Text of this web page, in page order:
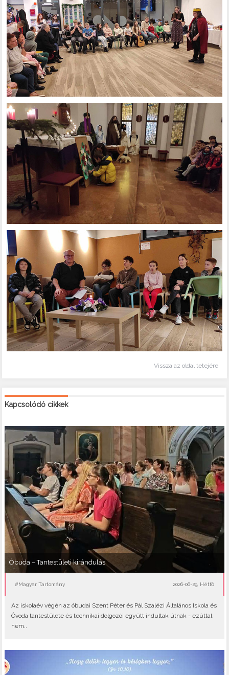
Vissza az oldal tetejére
Kapcsolódó cikkek
Óbuda – Tantestületi kirándulás
#Magyar Tartomány 2026-06-29, Hétfő
Az iskolaév végén az óbudai Szent Péter és Pál Szalézi Általános Iskola és
Óvoda tantestülete és technikai dolgozói együtt indultak útnak - ezúttal
nem..